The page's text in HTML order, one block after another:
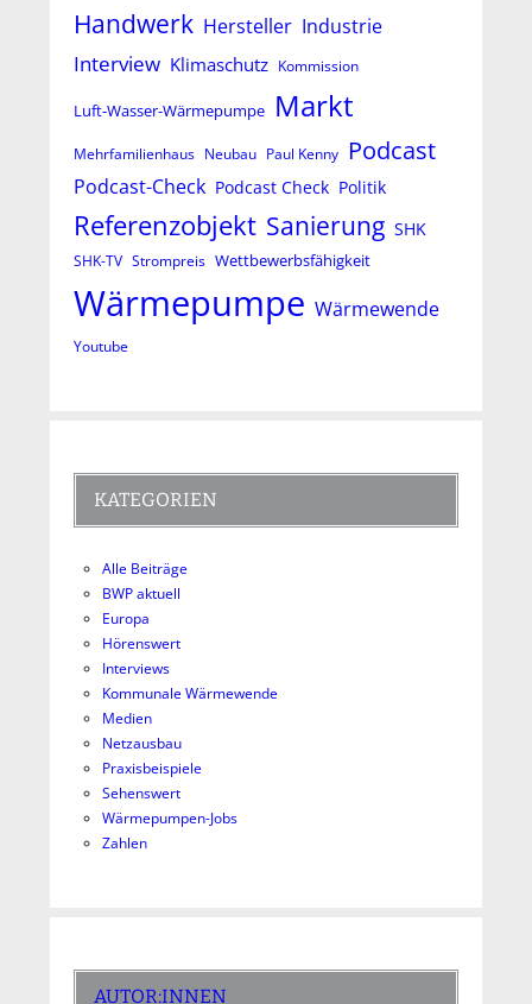
Handwerk Hersteller Industrie
Interview Klimaschutz Kommission
Luft-Wasser-Wärmepumpe Markt
Mehrfamilienhaus Neubau Paul Kenny Podcast
Podcast-Check Podcast Check Politik
Referenzobjekt Sanierung SHK
SHK-TV Strompreis Wettbewerbsfähigkeit
Wärmepumpe Wärmewende
Youtube
KATEGORIEN
Alle Beiträge
BWP aktuell
Europa
Hörenswert
Interviews
Kommunale Wärmewende
Medien
Netzausbau
Praxisbeispiele
Sehenswert
Wärmepumpen-Jobs
Zahlen
AUTOR:INNEN